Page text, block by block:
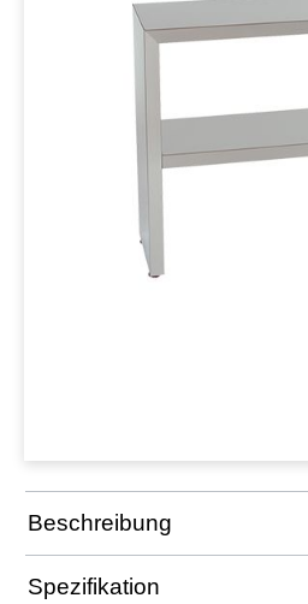
Beschreibung
Spezifikation